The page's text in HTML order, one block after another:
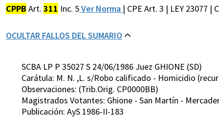
CPPB Art. 311 Inc. 5Ver Norma | CPE Art. 3 | LEY 23077 |
OCULTAR FALLOS DEL SUMARIO
SCBA LP P 35027 S 24/06/1986 Juez GHIONE (SD)
Carátula: M. N. ,L. s/Robo calificado - Homicidio
Observaciones: (Trib.Orig. CP0000BB)
Magistrados Votantes: Ghione - San Martín -
Publicación: AyS 1986-II-183